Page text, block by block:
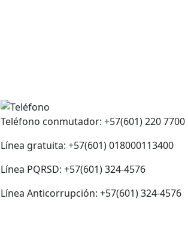
Teléfono conmutador: +57(601) 220 7700
Línea gratuita: +57(601) 018000113400
Línea PQRSD: +57(601) 324-4576
Línea Anticorrupción: +57(601) 324-4576